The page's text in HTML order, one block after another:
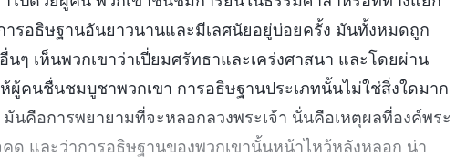
รอธิษฐานอันยาวนานและมีเลศนัยอยู่บ่อยครั้ง มันทั้งหมดถูก
ๆ เห็นพวกเขาว่าเปี่ยมศรัทธาและเคร่งศาสนา และโดยผ่าน
ผู้คนชื่นชมบูชาพวกเขา การอธิษฐานประเภทนั้นไม่ใช่สิ่งใดมาก
นคือการพยายามที่จะหลอกลวงพระเจ้า นั่นคือเหตุผลที่องค์พระ
ด และว่าการอธิษฐานของพวกเขานั้นหน้าไหว้หลังหลอก น่า